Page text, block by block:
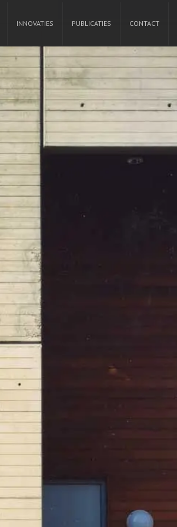
INNOVATIES PUBLICATIES CONTACT